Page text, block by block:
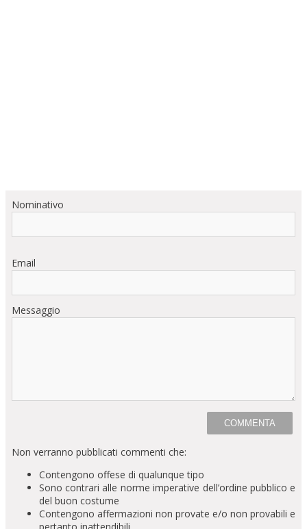
Nominativo
Email
Messaggio
Non verranno pubblicati commenti che:
Contengono offese di qualunque tipo
Sono contrari alle norme imperative dell’ordine pubblico e
del buon costume
Contengono affermazioni non provate e/o non provabili e